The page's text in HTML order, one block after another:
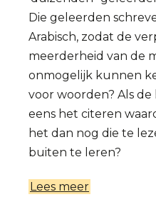
Die geleerden
Arabisch, zodat de
meerderheid van de
onmogelijk kunnen
voor woorden? Als
eens het citeren
het dan nog die te
buiten te leren?
Lees meer